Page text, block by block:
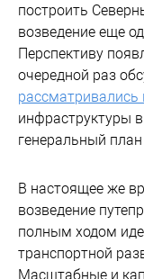
построить
возведение еще
Перспективу
очередной раз
рассматривались
инфраструктуры
генеральный
В настоящее же
возведение
полным ходом
транспортной
Масштабные и